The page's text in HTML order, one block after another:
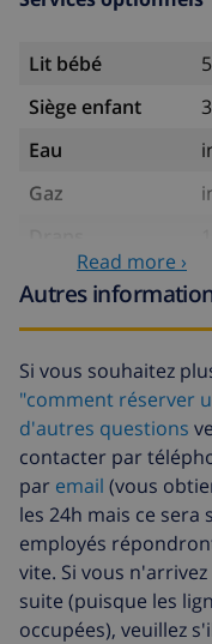
Lit bébé
Siège enfant
Eau
Gaz
supplémentaires
Serviettes
supplémentaires
Départ tardif
Nettoyage
supplémentaire
Fonds
d'annulation:
Read more ›
Autres
Si vous souhaitez
"comment réserver
d'autres questions
contacter par
par email (vous
les 24h mais ce sera
employés
vite. Si vous
suite (puisque les
occupées), veuillez